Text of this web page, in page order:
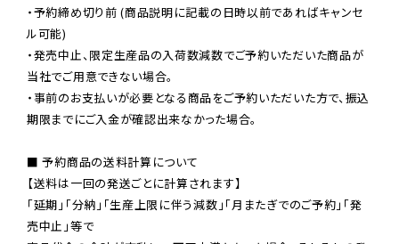
・予約締め切り前 (商品説明に記載の日時以前であればキャンセ
ル可能)
・発売中止、限定生産品の入荷数減数でご予約いただいた商品が
当社でご用意できない場合。
・事前のお支払いが必要となる商品をご予約いただいた方で、振込
期限までにご入金が確認出来なかった場合。
■ 予約商品の送料計算について
【送料は一回の発送ごとに計算されます】
「延期」「分納」「生産上限に伴う減数」「月またぎでのご予約」「発
売中止」等で